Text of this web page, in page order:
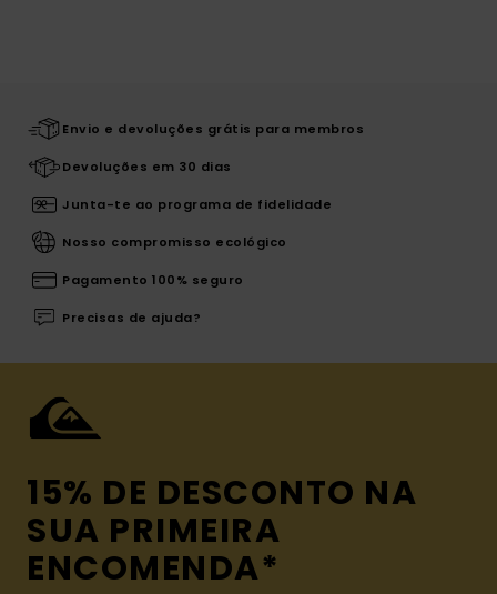
Envio e devoluções grátis para membros
Devoluções em 30 dias
Junta-te ao programa de fidelidade
Nosso compromisso ecológico
Pagamento 100% seguro
Precisas de ajuda?
15% DE DESCONTO NA
SUA PRIMEIRA
ENCOMENDA*